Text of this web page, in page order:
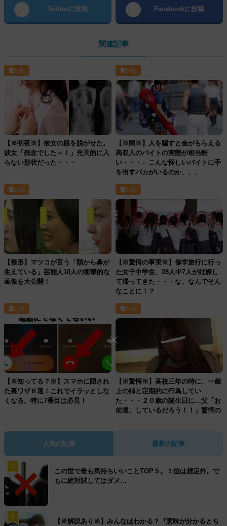
Twitterに投稿 Facebookに投稿
関連記事
驚いた
【※初夜※】彼女の服を脱がせた。
彼女「残念でした～！」先天的に入
らない形状だった・・・
驚いた
【※闇※】人を騙すと金がもらえる
高収入のバイトの実態が相当酷
い・・・←こんな怪しいバイトに手
を出すバカがいるのか、、、
驚いた
【整形】マツコが言う「額から鼻が
生えている」芸能人10人の衝撃的な
画像を大公開！
驚いた
【※驚愕の事実※】修学旅行に行っ
た女子中学生、28人中7人が妊娠し
て帰ってきた・・・な、なんでそん
なことに！？
驚いた
【※知ってる？※】スマホに隠され
た裏ワザ８選！これでイラッとしな
くなる。特に7番目は必見！
驚いた
【※驚愕※】高校三年の時に、一歳
上の姉と定期的に行為してい
た・・・２０歳の誕生日に…父「お
前達、しているだろう！！」驚愕の
人気の記事
最新の記事
1
この世で最も気持ちいいことTOP５。１位は想定外。で
もに絶対試してはダメ…
2
【※解説あり※】みんなはわかる？『意味が分かるとち